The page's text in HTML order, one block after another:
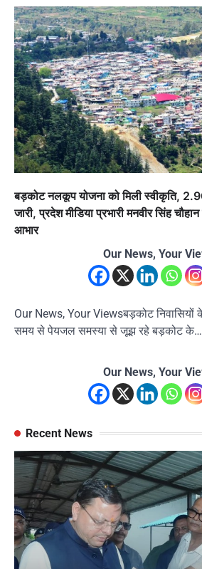
बड़कोट नलकूप योजना को मिली स्वीकृति,
जारी, प्रदेश मीडिया प्रभारी मनवीर सिंह
आभार
Our News, Your
Our News, Your Viewsबड़कोट
समय से पेयजल समस्या से जूझ रहे बड़कोट के…
Our News, Your
Recent News